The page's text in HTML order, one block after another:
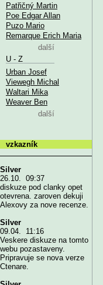
Patřičný Martin
Poe Edgar Allan
Puzo Mario
Remarque Erich Maria
další
U - Z
Urban Josef
Viewegh Michal
Waltari Mika
Weaver Ben
další
vzkazník
Silver
26.10. 09:37
diskuze pod clanky opet
otevrena. zaroven dekuji
Alexovy za nove recenze.
Silver
09.04. 11:16
Veskere diskuze na tomto
webu pozastaveny.
Pripravuje se nova verze
Ctenare.